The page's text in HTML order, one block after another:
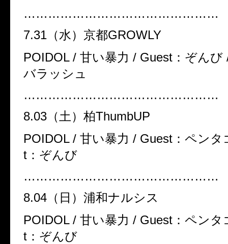
…………………………………………
7.31 （水）京都GROWLY
POIDOL / 甘い暴力 / Guest ：ぞんび
バラッシュ
…………………………………………
8.03 （土）柏ThumbUP
POIDOL / 甘い暴力 / Guest ：ペンタ
t ：ぞんび
…………………………………………
8.04 （日）浦和ナルシス
POIDOL / 甘い暴力 / Guest ：ペンタ
t ：ぞんび